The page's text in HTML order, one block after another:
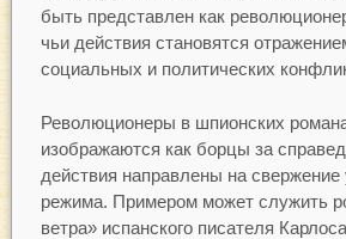
быть представлен как
чьи действия становятся
социальных и политических
Революционеры в шпионских
изображаются как борцы за
действия направлены на свержение
режима. Примером может служить
ветра» испанского писателя